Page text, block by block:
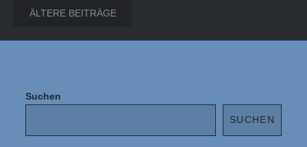
Beitragsnavigation
ÄLTERE BEITRÄGE
Suchen
SUCHEN